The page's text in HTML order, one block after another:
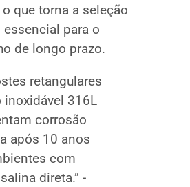
que torna a seleção
para o
de longo prazo.
retangulares
inoxidável 316L
corrosão
após 10 anos
com
direta.” -